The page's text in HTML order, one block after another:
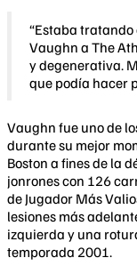
“Estaba tratando
Vaughn a The
y degenerativa.
que podía hacer
Vaughn fue uno de
durante su mejor
Boston a fines de la
jonrones con 126
de Jugador Más
lesiones más
izquierda y una
temporada 2001.